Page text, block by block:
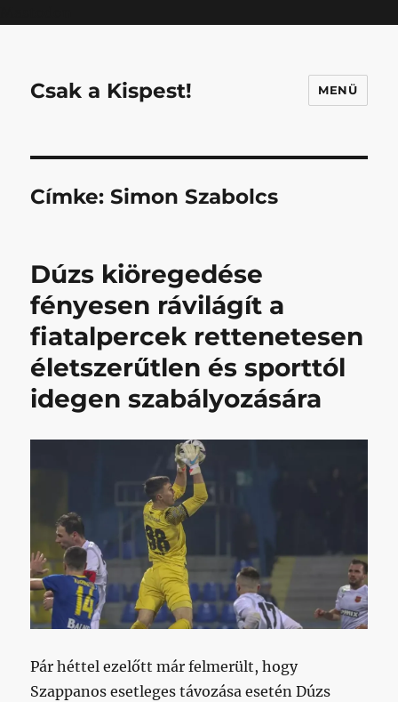
Csak a Kispest! MENÜ
Címke:Simon Szabolcs
Dúzs kiöregedése
fényesen rávilágít a
fiatalpercek rettenetesen
életszerűtlen és sporttól
idegen szabályozására
Pár héttel ezelőtt már felmerült, hogy
Szappanos esetleges távozása esetén Dúzs